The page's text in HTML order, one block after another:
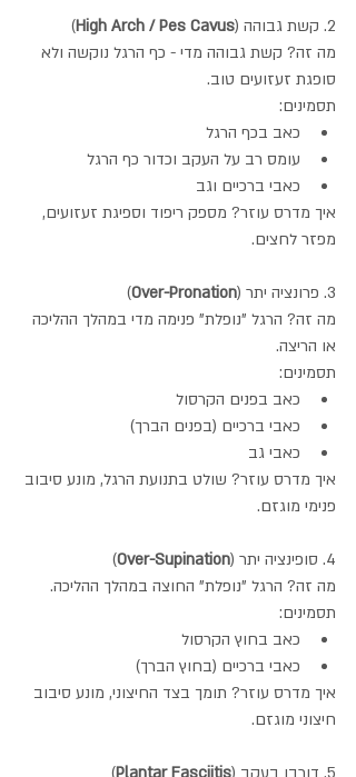
2. קשת גבוהה ( High Arch / Pes Cavus
)
מה זה? קשת גבוהה מדי - כף הרגל נוקשה ולא
סופגת זעזועים טוב.
תסמינים:
כאב בכף הרגל
עומס רב על העקב וכדור כף הרגל
כאבי ברכיים וגב
איך מדרס עוזר? מספק ריפוד וספיגת זעזועים,
מפזר לחצים.
3. פרונציה יתר ( Over-Pronation
)
מה זה? הרגל "נופלת" פנימה מדי במהלך ההליכה
או הריצה.
תסמינים:
כאב בפנים הקרסול
כאבי ברכיים (בפנים הברך)
כאבי גב
איך מדרס עוזר? שולט בתנועת הרגל, מונע סיבוב
פנימי מוגזם.
4. סופינציה יתר ( Over-Supination
)
מה זה? הרגל "נופלת" החוצה במהלך ההליכה.
תסמינים:
כאב בחוץ הקרסול
כאבי ברכיים (בחוץ הברך)
איך מדרס עוזר? תומך בצד החיצוני, מונע סיבוב
חיצוני מוגזם.